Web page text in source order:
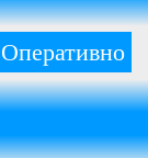
Оперативно